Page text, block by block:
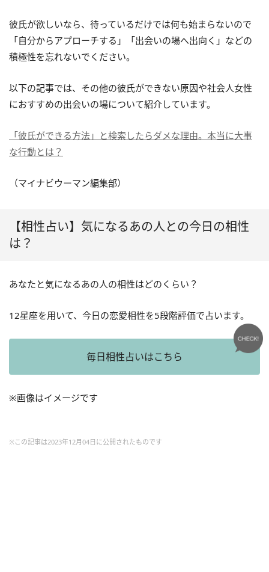
彼氏が欲しいなら、待っているだけでは何も始まらないので
「自分からアプローチする」「出会いの場へ出向く」などの
積極性を忘れないでください。
以下の記事では、その他の彼氏ができない原因や社会人女性
におすすめの出会いの場について紹介しています。
「彼氏ができる方法」と検索したらダメな理由。本当に大事
な行動とは？
（マイナビウーマン編集部）
【相性占い】気になるあの人との今日の相性
は？
あなたと気になるあの人の相性はどのくらい？
12星座を用いて、今日の恋愛相性を5段階評価で占います。
毎日相性占いはこちら
※画像はイメージです
※この記事は2023年12月04日に公開されたものです